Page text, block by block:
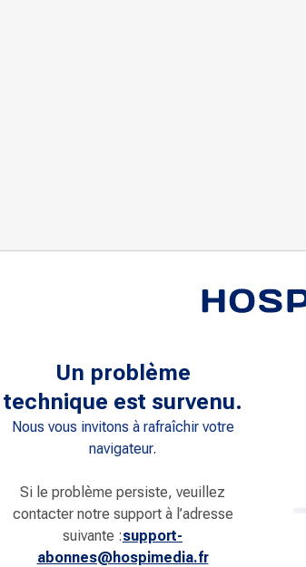
Un problème
technique est survenu.
Nous vous invitons à rafraîchir votre
navigateur.
Si le problème persiste, veuillez
contacter notre support à l’adresse
suivante :support-
abonnes@hospimedia.fr